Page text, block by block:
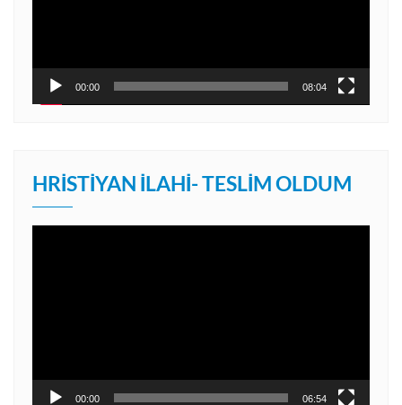
00:00 08:04
HRISTIYAN İLAHI- TESLIM OLDUM
00:00 06:54